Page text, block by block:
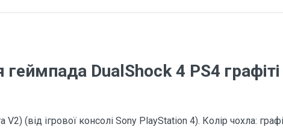
DualShock 4 PS4 графіті
(від ігрової консолі Sony PlayStation 4). Колір чохла: